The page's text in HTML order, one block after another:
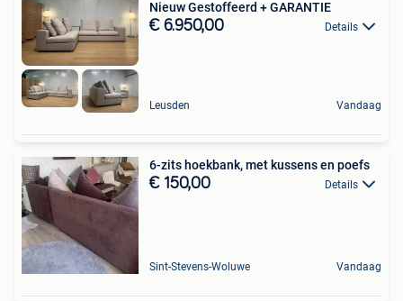
Nieuw Gestoffeerd + GARANTIE
€ 6.950,00 Details
Leusden Vandaag
6-zits hoekbank, met kussens en poefs
€ 150,00 Details
Sint-Stevens-Woluwe Vandaag